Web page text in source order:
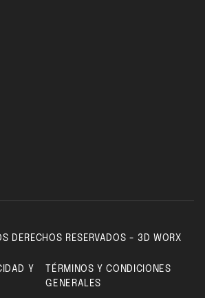
DERECHOS RESERVADOS - 3D WORX
Y
TÉRMINOS Y CONDICIONES
GENERALES